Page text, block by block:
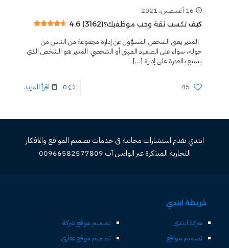
16 أغسطس، 2021
كيف تكسب ثقة وحب موظفيك؟4.6 (3162)
المدير يعني الشخص المسؤول عن إدارة مجموعة من الناس من
حوله، سواء على الصعيد المهني أو الشخصي. المدير هو الشخص الذي
يتمتع بالقدرة على إدارة […]
45
0 اقرأ المزيد
ابتدي تقدم استشارات مجانية فى خدمات تصميم المواقع والأفكار
التجارية المبتكرة عبر الواتس آب 00966582577809
خريطة ابتدي
شركة ابتدي
تصميم مواقع
تصميم موقع شركة
تصميم موقع عقاري